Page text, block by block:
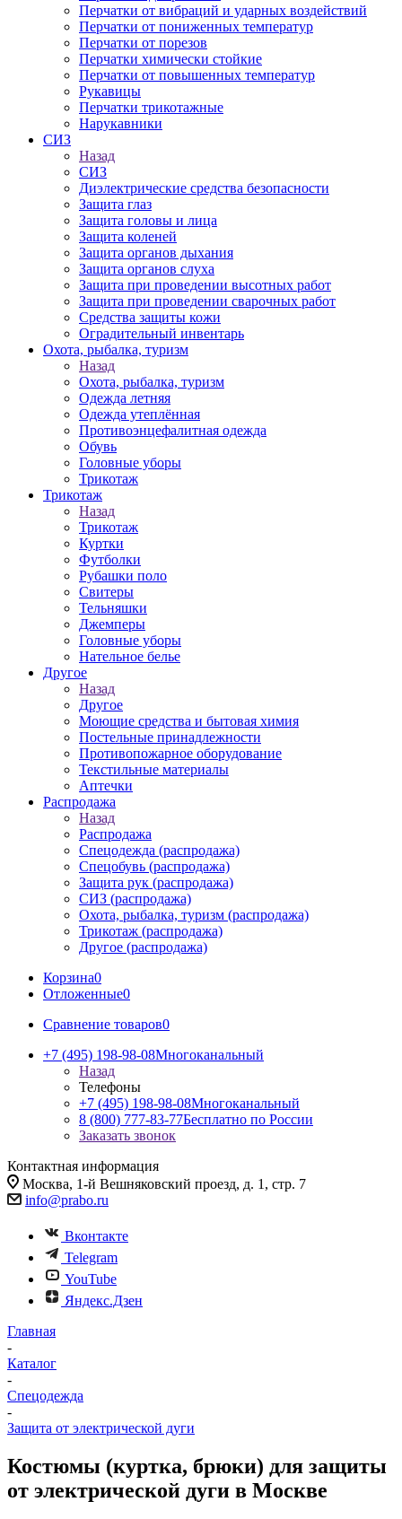
Перчатки от вибраций и ударных воздействий
Перчатки от пониженных температур
Перчатки от порезов
Перчатки химически стойкие
Перчатки от повышенных температур
Рукавицы
Перчатки трикотажные
Нарукавники
СИЗ
Назад
СИЗ
Диэлектрические средства безопасности
Защита глаз
Защита головы и лица
Защита коленей
Защита органов дыхания
Защита органов слуха
Защита при проведении высотных работ
Защита при проведении сварочных работ
Средства защиты кожи
Оградительный инвентарь
Охота, рыбалка, туризм
Назад
Охота, рыбалка, туризм
Одежда летняя
Одежда утеплённая
Противоэнцефалитная одежда
Обувь
Головные уборы
Трикотаж
Трикотаж
Назад
Трикотаж
Куртки
Футболки
Рубашки поло
Свитеры
Тельняшки
Джемперы
Головные уборы
Нательное белье
Другое
Назад
Другое
Моющие средства и бытовая химия
Постельные принадлежности
Противопожарное оборудование
Текстильные материалы
Аптечки
Распродажа
Назад
Распродажа
Спецодежда (распродажа)
Спецобувь (распродажа)
Защита рук (распродажа)
СИЗ (распродажа)
Охота, рыбалка, туризм (распродажа)
Трикотаж (распродажа)
Другое (распродажа)
Корзина0
Отложенные0
Сравнение товаров0
+7 (495) 198-98-08Многоканальный
Назад
Телефоны
+7 (495) 198-98-08Многоканальный
8 (800) 777-83-77Бесплатно по России
Заказать звонок
Контактная информация
Москва, 1-й Вешняковский проезд, д. 1, стр. 7
info@prabo.ru
Вконтакте
Telegram
YouTube
Яндекс.Дзен
Главная
-
Каталог
-
Спецодежда
-
Защита от электрической дуги
Костюмы (куртка, брюки) для защиты
от электрической дуги в Москве